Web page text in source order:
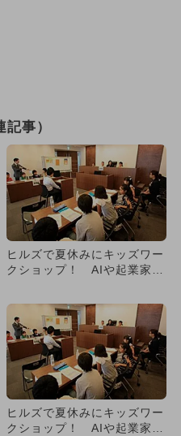
事）
ヒルズで夏休みにキッズワー
クショップ！ AIや起業家体
ヒルズで夏休みにキッズワー
クショップ！ AIや起業家体